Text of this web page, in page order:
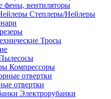
фены, вентиляторы
Степлеры/Нейлеры
Тросы
Компрессоры
отвертки
Электрорубанки